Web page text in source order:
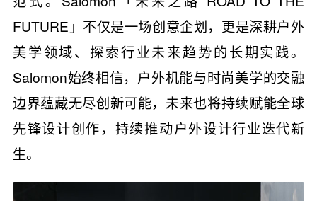
FUTURE」不仅是一场创意企划，更是深耕户外
美学领域、探索行业未来趋势的长期实践。
Salomon始终相信，户外机能与时尚美学的交融
边界蕴藏无尽创新可能，未来也将持续赋能全球
先锋设计创作，持续推动户外设计行业迭代新
生。